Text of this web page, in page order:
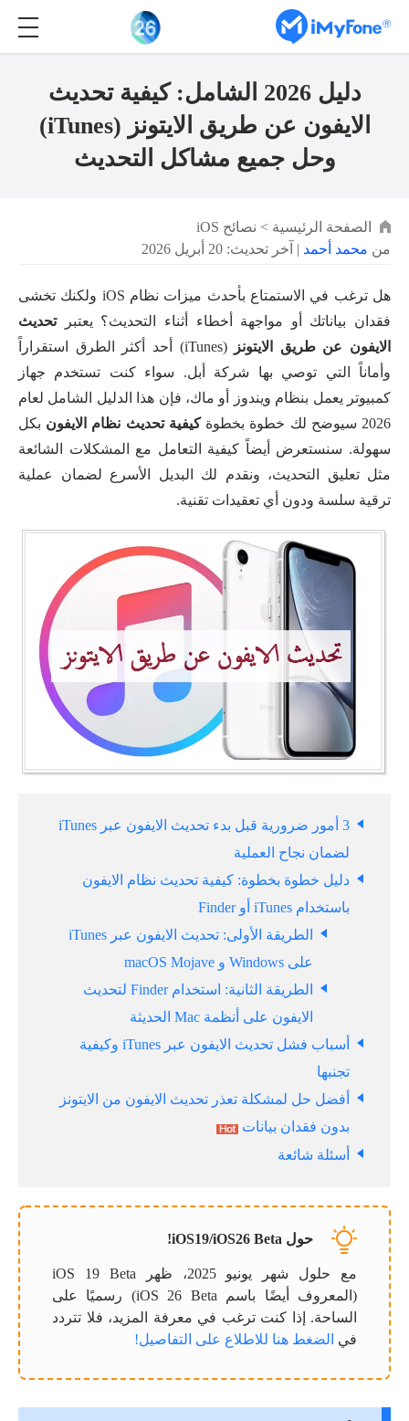
دليل 2026 الشامل: كيفية تحديث
الايفون عن طريق الايتونز (iTunes)
وحل جميع مشاكل التحديث
الصفحة الرئيسية > نصائح iOS
من محمد أحمد | آخر تحديث: 20 أبريل 2026
هل ترغب في الاستمتاع بأحدث ميزات نظام iOS ولكنك تخشى
فقدان بياناتك أو مواجهة أخطاء أثناء التحديث؟ يعتبرتحديث
الايفون عن طريق الايتونز
(iTunes) أحد أكثر الطرق استقراراً
وأماناً التي توصي بها شركة أبل. سواء كنت تستخدم جهاز
كمبيوتر يعمل بنظام ويندوز أو ماك، فإن هذا الدليل الشامل لعام
2026 سيوضح لك خطوة بخطوة
كيفية تحديث نظام الايفون بكل
سهولة. سنستعرض أيضاً كيفية التعامل مع المشكلات الشائعة
مثل تعليق التحديث، ونقدم لك البديل الأسرع لضمان عملية
ترقية سلسة ودون أي تعقيدات تقنية.
3 أمور ضرورية قبل بدء تحديث الايفون عبر iTunes
لضمان نجاح العملية
دليل خطوة بخطوة: كيفية تحديث نظام الايفون
باستخدام iTunes أو Finder
الطريقة الأولى: تحديث الايفون عبر iTunes
على Windows و macOS Mojave
الطريقة الثانية: استخدام Finder لتحديث
الايفون على أنظمة Mac الحديثة
أسباب فشل تحديث الايفون عبر iTunes وكيفية
تجنبها
أفضل حل لمشكلة تعذر تحديث الايفون من الايتونز
بدون فقدان بيانات
أسئلة شائعة
حول iOS19/iOS26 Beta!
مع حلول شهر يونيو 2025، ظهر iOS 19 Beta
(المعروف أيضًا باسم iOS 26 Beta) رسميًا على
الساحة. إذا كنت ترغب في معرفة المزيد، فلا تتردد
في الضغط هنا للاطلاع على التفاصيل!